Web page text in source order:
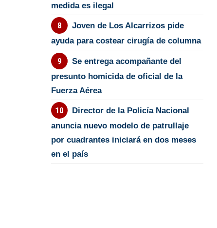
medida es ilegal
Joven de Los Alcarrizos pide
ayuda para costear cirugía de columna
Se entrega acompañante del
presunto homicida de oficial de la
Fuerza Aérea
Director de la Policía Nacional
anuncia nuevo modelo de patrullaje
por cuadrantes iniciará en dos meses
en el país